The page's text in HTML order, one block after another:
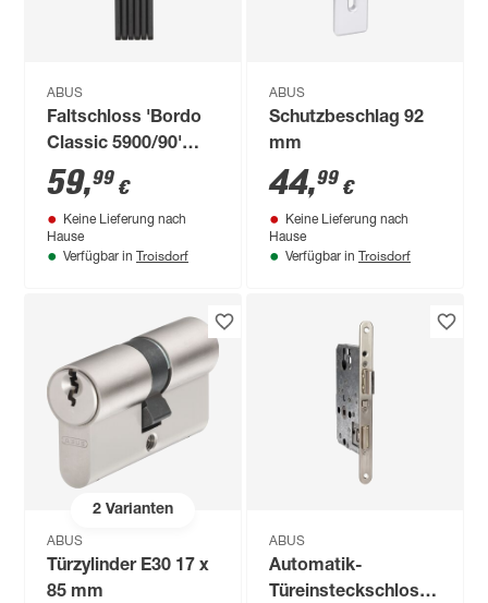
ABUS
Faltschloss 'Bordo
Classic 5900/90'
schwarz 90 cm
59,99 €
Keine Lieferung nach
Hause
Verfügbar in Troisdorf
ABUS
Schutzbeschlag 92
mm
44,99 €
Keine Lieferung nach
Hause
Verfügbar in Troisdorf
2Varianten
ABUS
Türzylinder E30 17 x
85 mm
ABUS
Automatik-
Türeinsteckschloss